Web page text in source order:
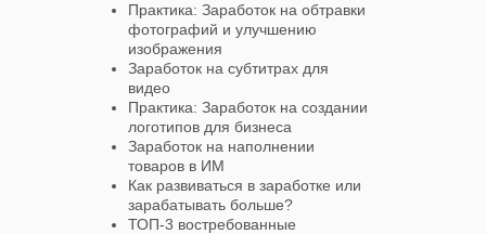
Практика: Заработок на обтравки
фотографий и улучшению
изображения
Заработок на субтитрах для
видео
Практика: Заработок на создании
логотипов для бизнеса
Заработок на наполнении
товаров в ИМ
Как развиваться в заработке или
зарабатывать больше?
ТОП-3 востребованные